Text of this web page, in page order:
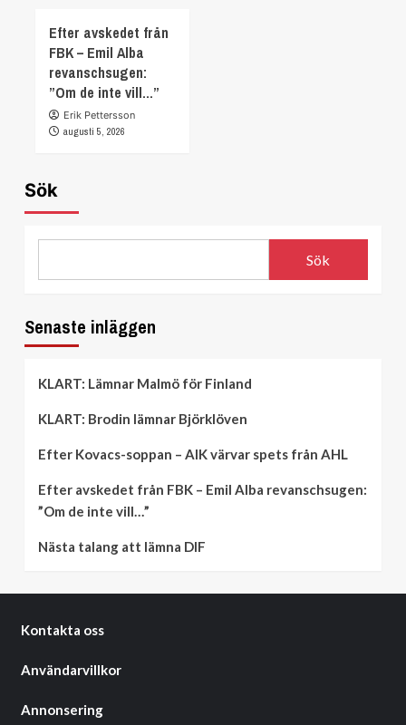
Efter avskedet från
FBK – Emil Alba
revanschsugen:
”Om de inte vill…”
Erik Pettersson
augusti 5, 2026
Sök
Sök
Senaste inläggen
KLART: Lämnar Malmö för Finland
KLART: Brodin lämnar Björklöven
Efter Kovacs-soppan – AIK värvar spets från AHL
Efter avskedet från FBK – Emil Alba revanschsugen:
”Om de inte vill…”
Nästa talang att lämna DIF
Kontakta oss
Användarvillkor
Annonsering